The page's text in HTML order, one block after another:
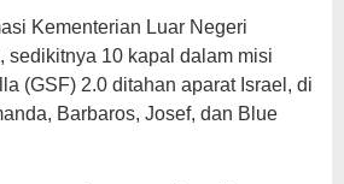
Kementerian Luar Negeri
sedikitnya 10 kapal dalam misi
(GSF) 2.0 ditahan aparat Israel, di
Barbaros, Josef, dan Blue